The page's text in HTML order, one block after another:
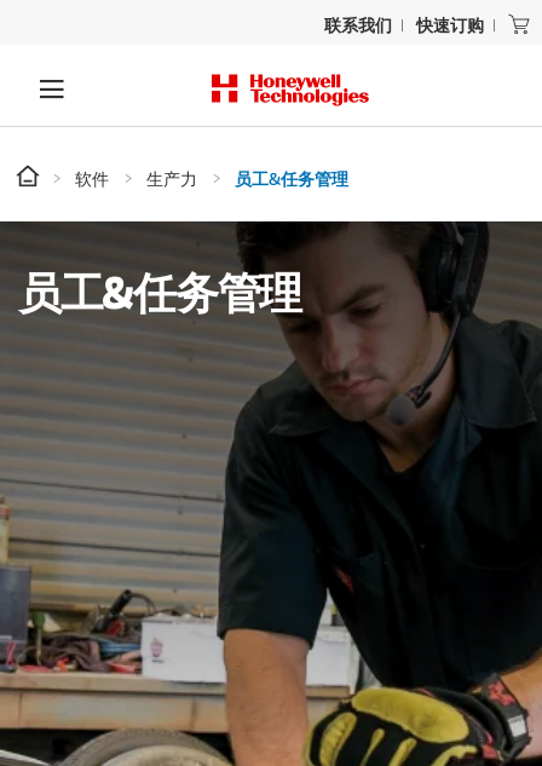
联系我们 快速订购
软件 生产力 员工&任务管理
员工&任务管理